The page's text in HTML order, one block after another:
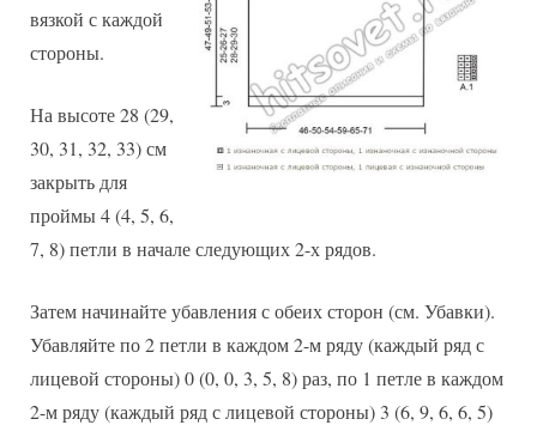
вязкой с каждой
стороны.
На высоте 28 (29,
30, 31, 32, 33) см
закрыть для
проймы 4 (4, 5, 6,
7, 8) петли в начале следующих 2-х рядов.
Затем начинайте убавления с обеих сторон (см. Убавки).
Убавляйте по 2 петли в каждом 2-м ряду (каждый ряд с
лицевой стороны) 0 (0, 0, 3, 5, 8) раз, по 1 петле в каждом
2-м ряду (каждый ряд с лицевой стороны) 3 (6, 9, 6, 6, 5)